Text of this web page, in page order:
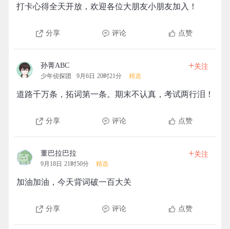
打卡心得全天开放，欢迎各位大朋友小朋友加入！
分享 评论 点赞
孙菁ABC
少年侦探团 9月6日 20时21分 精选
+关注
道路千万条，拓词第一条。期末不认真，考试两行泪！
分享 评论 点赞
董巴拉巴拉
9月18日 21时50分 精选
+关注
加油加油，今天背词破一百大关
分享 评论 点赞